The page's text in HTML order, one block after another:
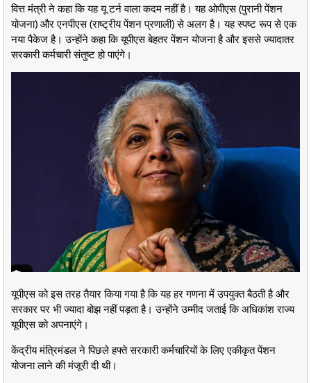
वित्त मंत्री ने कहा कि यह यू टर्न वाला कदम नहीं है। यह ओपीएस (पुरानी पेंशन
योजना) और एनपीएस (राष्ट्रीय पेंशन प्रणाली) से अलग है। यह स्पष्ट रूप से एक
नया पैकेज है। उन्होंने कहा कि यूपीएस बेहतर पेंशन योजना है और इससे ज्यादातर
सरकारी कर्मचारी संतुष्ट हो पाएंगे।
यूपीएस को इस तरह तैयार किया गया है कि यह हर गणना में उपयुक्त बैठती है और
सरकार पर भी ज्यादा बोझ नहीं पड़ता है। उन्होंने उम्मीद जताई कि अधिकांश राज्य
यूपीएस को अपनाएंगे।
केंद्रीय मंत्रिमंडल ने पिछले हफ्ते सरकारी कर्मचारियों के लिए एकीकृत पेंशन
योजना लाने की मंजूरी दी थी।